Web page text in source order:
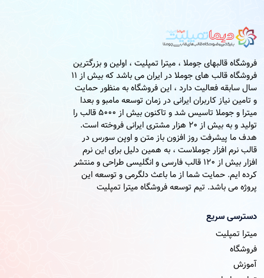
فروشگاه قالبهای جوملا ، میترا تمپلیت ، اولین و بزرگترین
فروشگاه قالب های جوملا در ایران می باشد که بیش از 11
سال سابقه فعالیت دارد ، این فروشگاه به منظور حمایت
و تامین نیاز کاربران ایرانی در زمان توسعه مامبو و بعدا
میترا و جوملا تاسیس شد و تاکنون بیش از 5000 قالب را
تولید و به بیش از 20 هزار مشتری ایرانی فروخته است.
هدف ما پیشرفت روز افزون باز متن و اوپن سورس در
قالب نرم افزار جوملاست ، به همین دلیل برای این نرم
افزار بیش از 120 قالب فارسی و انگلیسی طراحی و منتشر
کرده ایم. حمایت شما از ما باعث دلگرمی و توسعه این
پروژه می باشد. تیم توسعه فروشگاه میترا تمپلیت
دسترسی سریع
میترا تمپلیت
فروشگاه
آموزش